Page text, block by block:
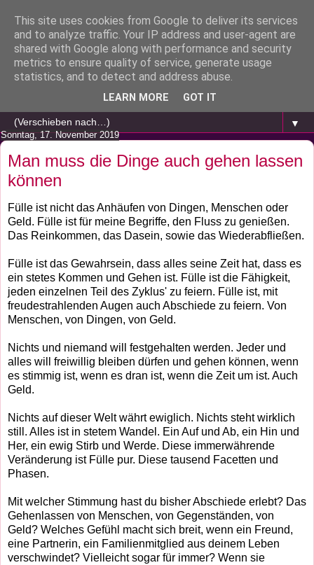
▼
Sonntag, 17. November 2019
Man muss die Dinge auch gehen lassen
können
Fülle ist nicht das Anhäufen von Dingen, Menschen oder
Geld. Fülle ist für meine Begriffe, den Fluss zu genießen.
Das Reinkommen, das Dasein, sowie das Wiederabfließen.
Fülle ist das Gewahrsein, dass alles seine Zeit hat, dass es
ein stetes Kommen und Gehen ist. Fülle ist die Fähigkeit,
jeden einzelnen Teil des Zyklus' zu feiern. Fülle ist, mit
freudestrahlenden Augen auch Abschiede zu feiern. Von
Menschen, von Dingen, von Geld.
Nichts und niemand will festgehalten werden. Jeder und
alles will freiwillig bleiben dürfen und gehen können, wenn
es stimmig ist, wenn es dran ist, wenn die Zeit um ist. Auch
Geld.
Nichts auf dieser Welt währt ewiglich. Nichts steht wirklich
still. Alles ist in stetem Wandel. Ein Auf und Ab, ein Hin und
Her, ein ewig Stirb und Werde. Diese immerwährende
Veränderung ist Fülle pur. Diese tausend Facetten und
Phasen.
Mit welcher Stimmung hast du bisher Abschiede erlebt? Das
Gehenlassen von Menschen, von Gegenständen, von
Geld? Welches Gefühl macht sich breit, wenn ein Freund,
eine Partnerin, ein Familienmitglied aus deinem Leben
verschwindet? Vielleicht sogar für immer? Wenn sie
This site uses cookies from Google to deliver its services
and to analyze traffic. Your IP address and user-agent are
shared with Google along with performance and security
metrics to ensure quality of service, generate usage
statistics, and to detect and address abuse.
LEARN MORE GOT IT